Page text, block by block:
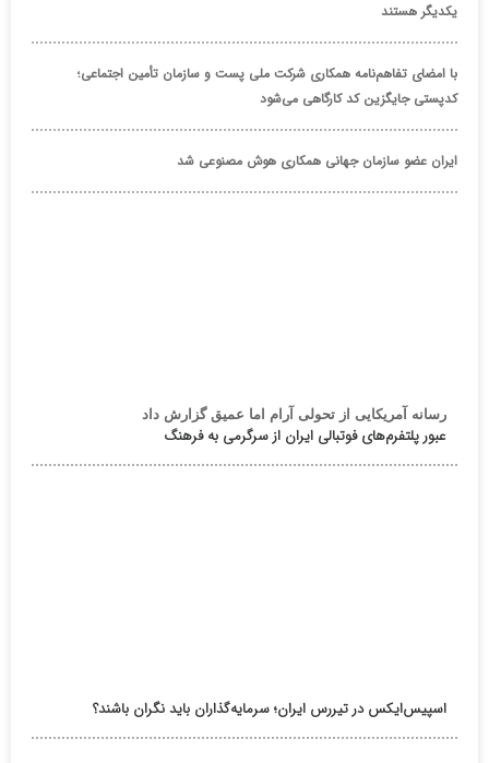
یکدیگر هستند
با امضای تفاهم‌نامه همکاری شرکت ملی پست و سازمان تأمین اجتماعی؛
کدپستی جایگزین کد کارگاهی می‌شود
ایران عضو سازمان جهانی همکاری هوش مصنوعی شد
رسانه آمریکایی از تحولی آرام اما عمیق گزارش داد
عبور پلتفرم‌های فوتبالی ایران از سرگرمی به فرهنگ
اسپیس‌ایکس در تیررس ایران؛ سرمایه‌گذاران باید نگران باشند؟